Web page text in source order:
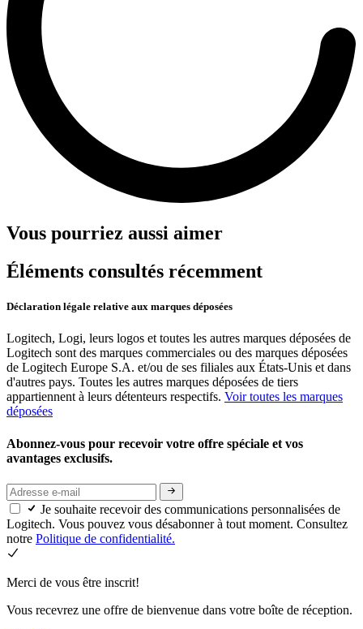
Vous pourriez aussi aimer
Éléments consultés récemment
Déclaration légale relative aux marques déposées
Logitech, Logi, leurs logos et toutes les autres marques déposées de
Logitech sont des marques commerciales ou des marques déposées
de Logitech Europe S.A. et/ou de ses filiales aux États-Unis et dans
d'autres pays. Toutes les autres marques déposées de tiers
appartiennent à leurs détenteurs respectifs. Voir toutes les marques
déposées
Abonnez-vous pour recevoir votre offre spéciale et vos
avantages exclusifs.
Je souhaite recevoir des communications personnalisées de
Logitech. Vous pouvez vous désabonner à tout moment. Consultez
notre Politique de confidentialité.
Merci de vous être inscrit!
Vous recevrez une offre de bienvenue dans votre boîte de réception.